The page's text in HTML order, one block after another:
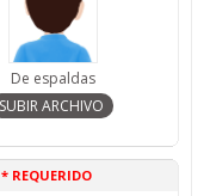
De espaldas
* REQUERIDO